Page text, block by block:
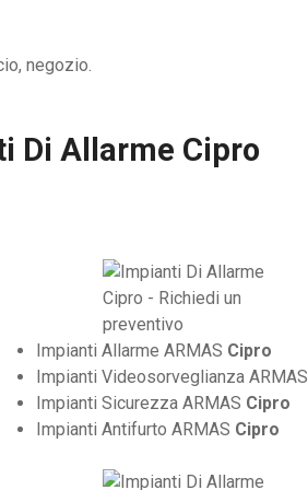
negozio.
Di Allarme Cipro
Impianti Allarme ARMAS Cipro
Impianti Videosorveglianza ARMAS
Impianti Sicurezza ARMAS Cipro
Impianti Antifurto ARMAS Cipro